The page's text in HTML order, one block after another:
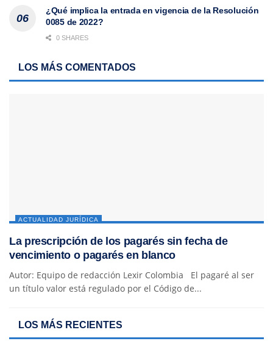
¿Qué implica la entrada en vigencia de la Resolución
0085 de 2022?
0 SHARES
LOS MÁS COMENTADOS
ACTUALIDAD JURÍDICA
La prescripción de los pagarés sin fecha de
vencimiento o pagarés en blanco
Autor: Equipo de redacción Lexir Colombia El pagaré al ser
un título valor está regulado por el Código de...
LOS MÁS RECIENTES